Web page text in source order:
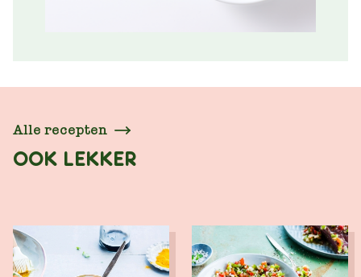
OOK LEKKER
Alle recepten